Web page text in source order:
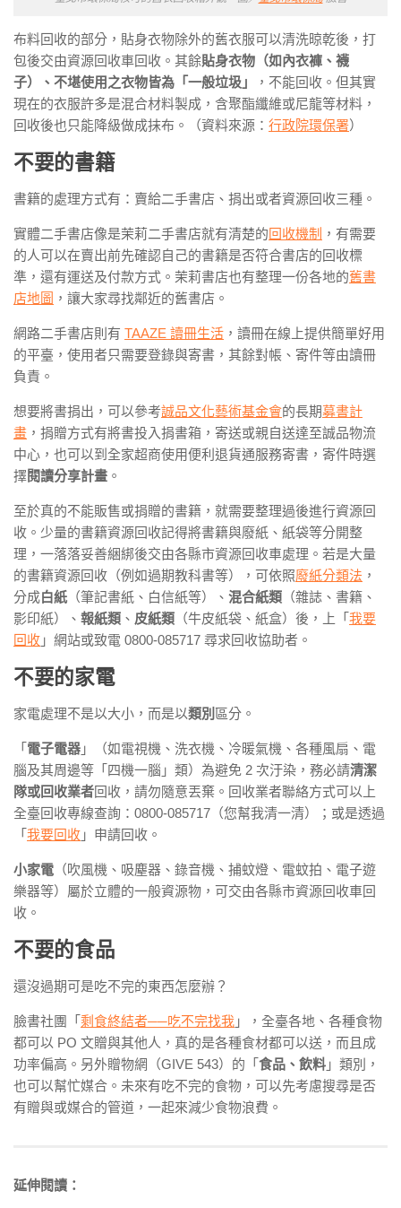
布料回收的部分，貼身衣物除外的舊衣服可以清洗晾乾後，打
包後交由資源回收車回收。其餘貼身衣物（如內衣褲、襪
子）、不堪使用之衣物皆為「一般垃圾」
，不能回收。但其實
現在的衣服許多是混合材料製成，含聚酯纖維或尼龍等材料，
回收後也只能降級做成抹布。（資料來源： 行政院環保署）
不要的書籍
書籍的處理方式有：賣給二手書店、捐出或者資源回收三種。
實體二手書店像是茉莉二手書店就有清楚的回收機制 ，有需要
的人可以在賣出前先確認自己的書籍是否符合書店的回收標
準，還有運送及付款方式。茉莉書店也有整理一份各地的舊書
店地圖 ，讓大家尋找鄰近的舊書店。
網路二手書店則有 TAAZE 讀冊生活 ，讀冊在線上提供簡單好用
的平臺，使用者只需要登錄與寄書，其餘對帳、寄件等由讀冊
負責。
想要將書捐出，可以參考誠品文化藝術基金會的長期募書計
畫 ，捐贈方式有將書投入捐書箱，寄送或親自送達至誠品物流
中心，也可以到全家超商使用便利退貨通服務寄書，寄件時選
擇 閱讀分享計畫 。
至於真的不能販售或捐贈的書籍，就需要整理過後進行資源回
收。少量的書籍資源回收記得將書籍與廢紙、紙袋等分開整
理，一落落妥善綑綁後交由各縣市資源回收車處理。若是大量
的書籍資源回收（例如過期教科書等），可依照廢紙分類法 ，
分成白紙 （筆記書紙、白信紙等）、 混合紙類 （雜誌、書籍、
影印紙）、 報紙類 、 皮紙類 （牛皮紙袋、紙盒）後，上「 我要
回收 」網站或致電 0800-085717 尋求回收協助者。
不要的家電
家電處理不是以大小，而是以類別 區分。
「 電子電器 」（如電視機、洗衣機、冷暖氣機、各種風扇、電
腦及其周邊等「四機一腦」類）為避免 2 次汙染，務必請清潔
隊或回收業者回收，請勿隨意丟棄。回收業者聯絡方式可以上
全臺回收專線查詢：0800-085717（您幫我清一清）；或是透過
「 我要回收 」申請回收。
小家電 （吹風機、吸塵器、錄音機、捕蚊燈、電蚊拍、電子遊
樂器等）屬於立體的一般資源物，可交由各縣市資源回收車回
收。
不要的食品
還沒過期可是吃不完的東西怎麼辦？
臉書社團「 剩食終結者──吃不完找我 」，全臺各地、各種食物
都可以 PO 文贈與其他人，真的是各種食材都可以送，而且成
功率偏高。另外贈物網（GIVE 543）的「 食品、飲料 」類別，
也可以幫忙媒合。未來有吃不完的食物，可以先考慮搜尋是否
有贈與或媒合的管道，一起來減少食物浪費。
延伸閱讀：